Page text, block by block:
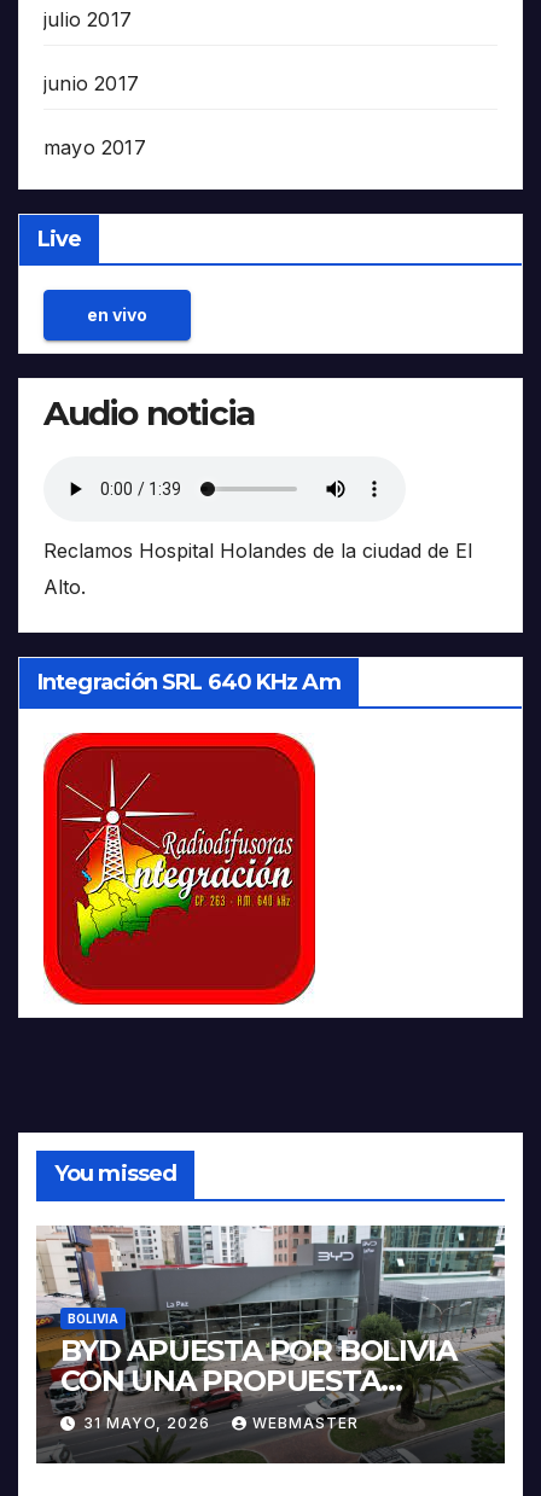
julio 2017
junio 2017
mayo 2017
Live
en vivo
Audio noticia
Reclamos Hospital Holandes de la ciudad de El
Alto.
Integración SRL 640 KHz Am
You missed
BOLIVIA
BYD APUESTA POR BOLIVIA
CON UNA PROPUESTA
INTEGRAL PARA IMPULSAR
LA ELECTROMOVILIDAD Y LA
INDUSTRIALIZACIÓN DEL
31 MAYO, 2026 WEBMASTER